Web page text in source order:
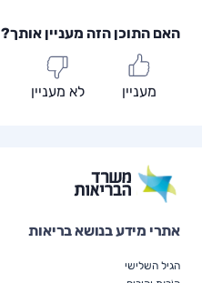
האם התוכן הזה מעניין אותך?
מעניין לא מעניין
אתרי מידע בנושא בריאות
הגיל השלישי